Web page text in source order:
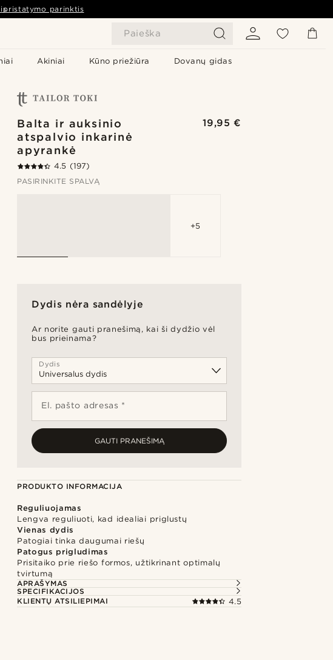
Paieška
Akiniai Kūno priežiūra Dovanų gidas
pristatymo parinktis
Balta ir auksinio
atspalvio inkarinė
apyrankė
19,95 €
4.5 (197)
PASIRINKITE SPALVĄ
+5
Dydis nėra sandėlyje
Ar norite gauti pranešimą, kai ši dydžio vėl
bus prieinama?
Dydis
El. pašto adresas *
GAUTI PRANEŠIMĄ
PRODUKTO INFORMACIJA
Reguliuojamas
Lengva reguliuoti, kad idealiai priglustų
Vienas dydis
Patogiai tinka daugumai riešų
Patogus prigludimas
Prisitaiko prie riešo formos, užtikrinant optimalų
tvirtumą
APRAŠYMAS
SPECIFIKACIJOS
KLIENTŲ ATSILIEPIMAI
4.5